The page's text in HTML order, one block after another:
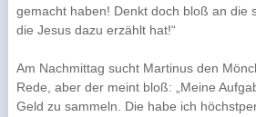
gemacht haben! Denkt doch bloß an die
die Jesus dazu erzählt hat!“
Am Nachmittag sucht Martinus den
Rede, aber der meint bloß: „Meine
Geld zu sammeln. Die habe ich